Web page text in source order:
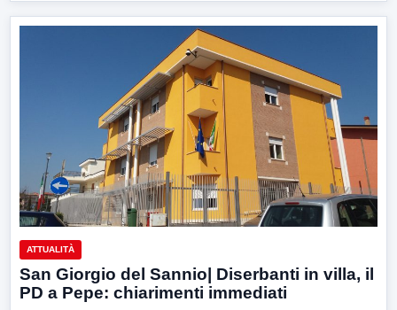
ATTUALITÀ
San Giorgio del Sannio| Diserbanti in villa, il
PD a Pepe: chiarimenti immediati